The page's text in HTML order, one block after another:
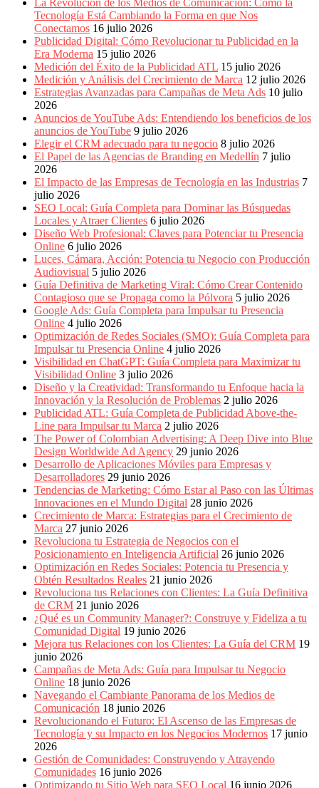
Eventos
Marketing,
Mercadotecnia,
Eventos
Publicitarios,
Colecciónes,
Marcas,
Insigns,
Radio,
Creatividad,
SEO,
Free
RRPP,
Comerciales,
Periodismo,
Revistas,
Magazines
BTL,
Periódicos
Producción
Gráfica
Colombia.
La Revolución de los Medios de Comunicación: Cómo la
Tecnología Está Cambiando la Forma en que Nos
Conectamos 16 julio 2026
Publicidad Digital: Cómo Revolucionar tu Publicidad en la
Era Moderna 15 julio 2026
Medición del Éxito de la Publicidad ATL 15 julio 2026
Medición y Análisis del Crecimiento de Marca 12 julio 2026
Estrategias Avanzadas para Campañas de Meta Ads 10 julio
2026
Anuncios de YouTube Ads: Entendiendo los beneficios de los
anuncios de YouTube 9 julio 2026
Elegir el CRM adecuado para tu negocio 8 julio 2026
El Papel de las Agencias de Branding en Medellín 7 julio
2026
El Impacto de las Empresas de Tecnología en las Industrias 7
julio 2026
SEO Local: Guía Completa para Dominar las Búsquedas
Locales y Atraer Clientes 6 julio 2026
Diseño Web Profesional: Claves para Potenciar tu Presencia
Online 6 julio 2026
Luces, Cámara, Acción: Potencia tu Negocio con Producción
Audiovisual 5 julio 2026
Guía Definitiva de Marketing Viral: Cómo Crear Contenido
Contagioso que se Propaga como la Pólvora 5 julio 2026
Google Ads: Guía Completa para Impulsar tu Presencia
Online 4 julio 2026
Optimización de Redes Sociales (SMO): Guía Completa para
Impulsar tu Presencia Online 4 julio 2026
Visibilidad en ChatGPT: Guía Completa para Maximizar tu
Visibilidad Online 3 julio 2026
Diseño y la Creatividad: Transformando tu Enfoque hacia la
Innovación y la Resolución de Problemas 2 julio 2026
Publicidad ATL: Guía Completa de Publicidad Above-the-
Line para Impulsar tu Marca 2 julio 2026
The Power of Colombian Advertising: A Deep Dive into Blue
Design Worldwide Ad Agency 29 junio 2026
Desarrollo de Aplicaciones Móviles para Empresas y
Desarrolladores 29 junio 2026
Tendencias de Marketing: Cómo Estar al Paso con las Últimas
Innovaciones en el Mundo Digital 28 junio 2026
Crecimiento de Marca: Estrategias para el Crecimiento de
Marca 27 junio 2026
Revoluciona tu Estrategia de Negocios con el
Posicionamiento en Inteligencia Artificial 26 junio 2026
Optimización en Redes Sociales: Potencia tu Presencia y
Obtén Resultados Reales 21 junio 2026
Revoluciona tus Relaciones con Clientes: La Guía Definitiva
de CRM 21 junio 2026
¿Qué es un Community Manager?: Construye y Fideliza a tu
Comunidad Digital 19 junio 2026
Mejora tus Relaciones con los Clientes: La Guía del CRM 19
junio 2026
Campañas de Meta Ads: Guía para Impulsar tu Negocio
Online 18 junio 2026
Navegando el Cambiante Panorama de los Medios de
Comunicación 18 junio 2026
Revolucionando el Futuro: El Ascenso de las Empresas de
Tecnología y su Impacto en los Negocios Modernos 17 junio
2026
Gestión de Comunidades: Construyendo y Atrayendo
Comunidades 16 junio 2026
Optimizando tu Sitio Web para SEO Local 16 junio 2026